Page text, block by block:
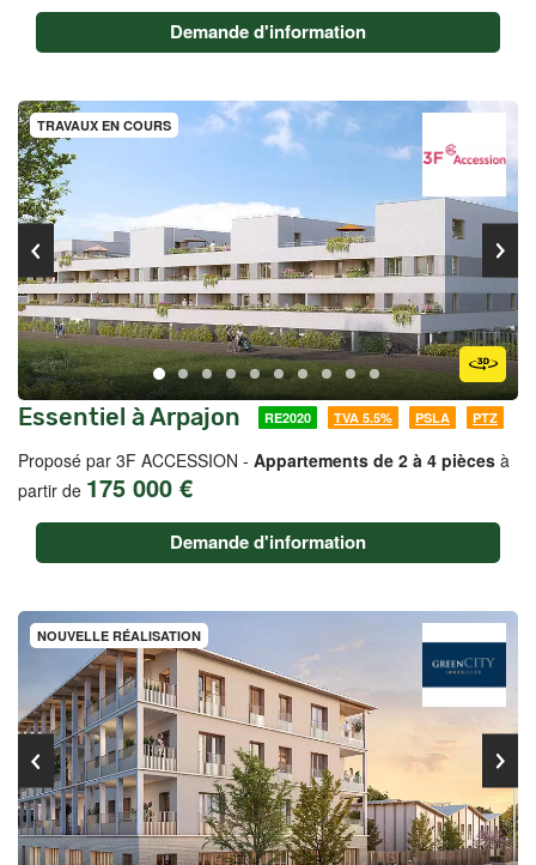
Demande d'information
TRAVAUX EN COURS
Essentiel à Arpajon RE2020 TVA 5.5% PSLA PTZ
Proposé par 3F ACCESSION - Appartements de 2 à 4 pièces à
partir de 175 000 €
Demande d'information
NOUVELLE RÉALISATION